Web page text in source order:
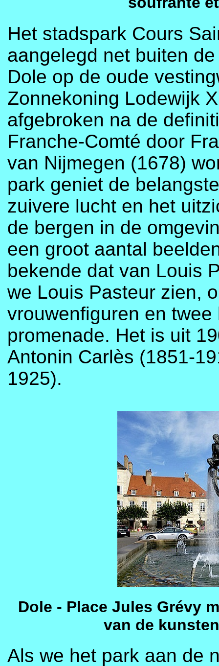
Het stadspark Cours
aangelegd net buiten
Dole op de oude
Zonnekoning Lodewijk
afgebroken na de
Franche-Comté door
van Nijmegen (1678)
park geniet de
zuivere lucht en het
de bergen in de
een groot aantal
bekende dat van Louis
we Louis Pasteur zien,
vrouwenfiguren en
promenade. Het is uit
Antonin Carlès (1851-
1925).
Dole - Place Jules Grévy
van de
Als we het park aan de